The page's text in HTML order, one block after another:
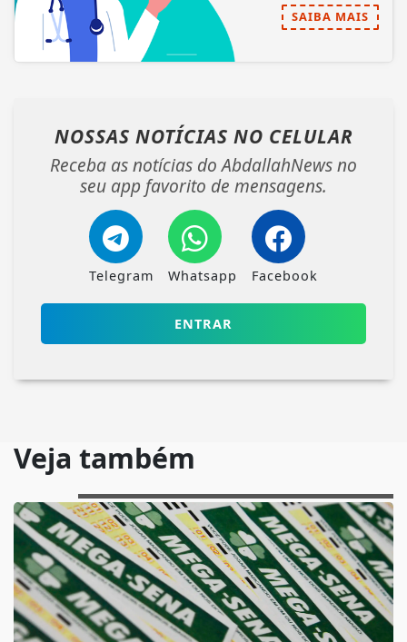
SAIBA MAIS
NOSSAS NOTÍCIAS NO CELULAR
Receba as notícias do AbdallahNews no
seu app favorito de mensagens.
Telegram Whatsapp Facebook
ENTRAR
Veja também